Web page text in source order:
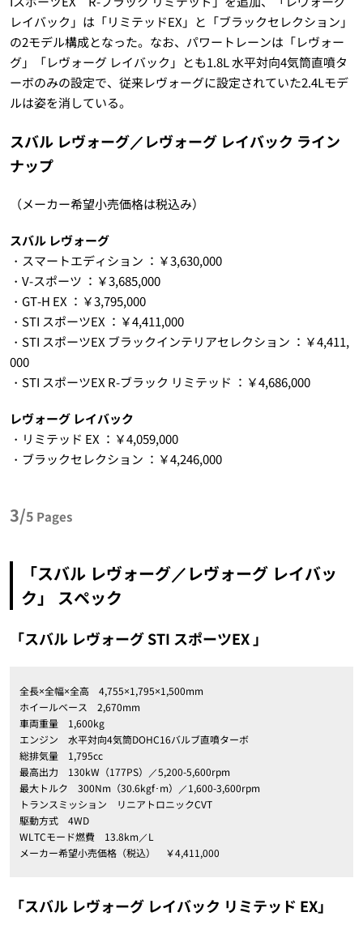
レイバック」は「リミテッドEX」と「ブラックセレクション」
の2モデル構成となった。なお、パワートレーンは「レヴォー
グ」「レヴォーグ レイバック」とも1.8L 水平対向4気筒直噴タ
ーボのみの設定で、従来レヴォーグに設定されていた2.4Lモデ
ルは姿を消している。
スバル レヴォーグ／レヴォーグ レイバック ライン
ナップ
（メーカー希望小売価格は税込み）
スバル レヴォーグ
・スマートエディション ：￥3,630,000
・V-スポーツ ：￥3,685,000
・GT-H EX ：￥3,795,000
・STI スポーツEX ：￥4,411,000
・STI スポーツEX ブラックインテリアセレクション ：￥4,411,
000
・STI スポーツEX R-ブラック リミテッド ：￥4,686,000
レヴォーグ レイバック
・リミテッド EX ：￥4,059,000
・ブラックセレクション ：￥4,246,000
3/5 Pages
「スバル レヴォーグ／レヴォーグ レイバッ
ク」 スペック
「スバル レヴォーグ STI スポーツEX 」
全長×全幅×全高 4,755×1,795×1,500mm
ホイールベース 2,670mm
車両重量 1,600kg
エンジン 水平対向4気筒DOHC16バルブ直噴ターボ
総排気量 1,795cc
最高出力 130kW（177PS）／5,200-5,600rpm
最大トルク 300Nm（30.6kgf･m）／1,600-3,600rpm
トランスミッション リニアトロニックCVT
駆動方式 4WD
WLTCモード燃費 13.8km／L
メーカー希望小売価格（税込） ￥4,411,000
「スバル レヴォーグ レイバック リミテッド EX」